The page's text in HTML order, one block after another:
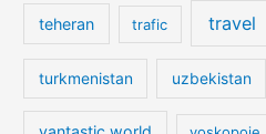
teheran trafic travel
turkmenistan uzbekistan